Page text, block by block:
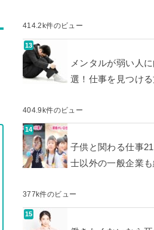
414.2k件のビュー
メンタルが弱い人
選！仕事を見つけ
404.9k件のビュー
子供と関わる仕事
士以外の一般企業
377k件のビュー